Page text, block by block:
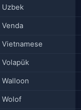
Uzbek
Venda
Vietnamese
Volapük
Walloon
Wolof